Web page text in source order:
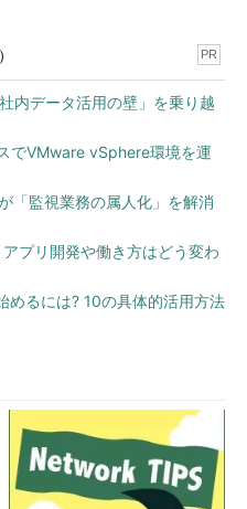
している同僚も、基本的には
す。ただ、時差があるため、
をする際は、日本時間の深夜
ど、少し変則的な勤務になら
となくskype会議をする日も
PR
内データ活用の壁」を乗り越
でVMware vSphere環境を運
「監視業務の属人化」を解消
プリ開発や働き方はどう変わ
めるには? 10の具体的活用方法